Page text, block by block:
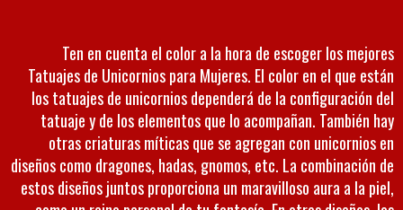
Ten en cuenta el color a la hora de escoger los mejores
Tatuajes de Unicornios para Mujeres. El color en el que están
los tatuajes de unicornios dependerá de la configuración del
tatuaje y de los elementos que lo acompañan. También hay
otras criaturas míticas que se agregan con unicornios en
diseños como dragones, hadas, gnomos, etc. La combinación de
estos diseños juntos proporciona un maravilloso aura a la piel,